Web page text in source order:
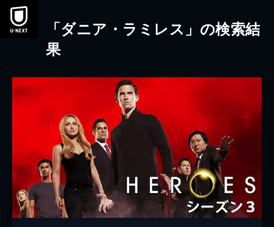
本文へスキップ
「ダニア・ラミレス」の検索結
果